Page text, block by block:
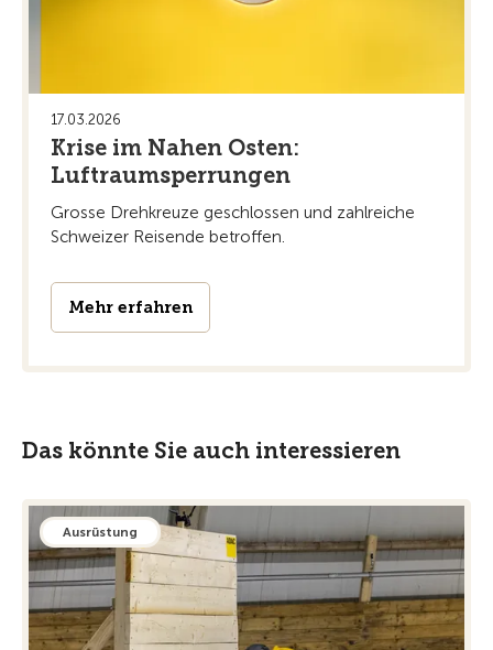
17.03.2026
Krise im Nahen Osten:
Luftraumsperrungen
Grosse Drehkreuze geschlossen und zahlreiche
Schweizer Reisende betroffen.
Mehr erfahren
Das könnte Sie auch interessieren
Ausrüstung